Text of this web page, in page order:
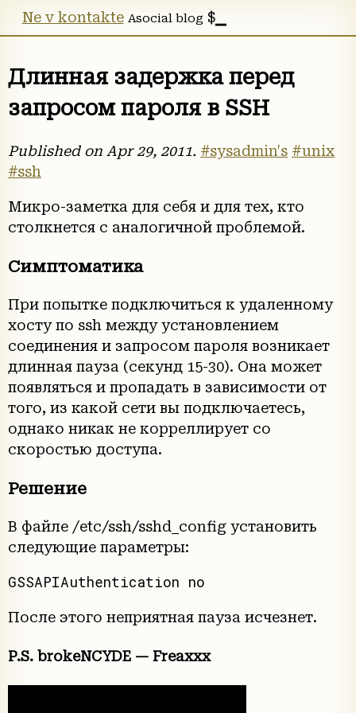
Ne v kontakte Asocial blog
Длинная задержка перед
запросом пароля в SSH
Published on Apr 29, 2011. #sysadmin's #unix
#ssh
Микро-заметка для себя и для тех, кто
столкнется с аналогичной проблемой.
Симптоматика
При попытке подключиться к удаленному
хосту по ssh между установлением
соединения и запросом пароля возникает
длинная пауза (секунд 15-30). Она может
появляться и пропадать в зависимости от
того, из какой сети вы подключаетесь,
однако никак не корреллирует со
скоростью доступа.
Решение
В файле /etc/ssh/sshd_config установить
следующие параметры:
После этого неприятная пауза исчезнет.
P.S. brokeNCYDE — Freaxxx